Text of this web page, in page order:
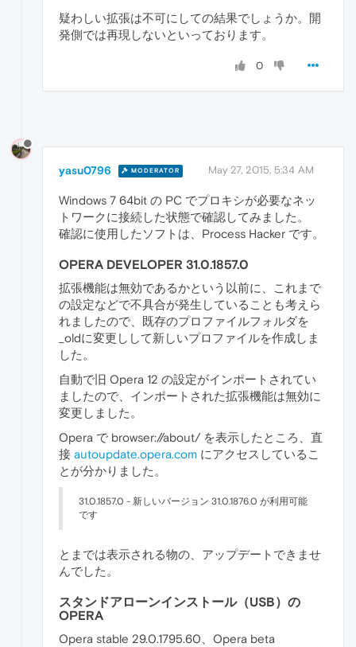
疑わしい拡張は不可にしての結果でしょうか。開
発側では再現しないといっております。
0
yasu0796 MODERATOR May 27, 2015, 5:34 AM
Windows 7 64bit の PC でプロキシが必要なネッ
トワークに接続した状態で確認してみました。
確認に使用したソフトは、Process Hacker です。
OPERA DEVELOPER 31.0.1857.0
拡張機能は無効であるかという以前に、これまで
の設定などで不具合が発生していることも考えら
れましたので、既存のプロファイルフォルダを
_oldに変更しして新しいプロファイルを作成しま
した。
自動で旧 Opera 12 の設定がインポートされてい
ましたので、インポートされた拡張機能は無効に
変更しました。
Opera で browser://about/ を表示したところ、直
接 autoupdate.opera.com にアクセスしているこ
とが分かりました。
31.0.1857.0 - 新しいバージョン 31.0.1876.0 が利用可能
です
とまでは表示される物の、アップデートできませ
んでした。
スタンドアローンインストール（USB）の
OPERA
Opera stable 29.0.1795.60、Opera beta